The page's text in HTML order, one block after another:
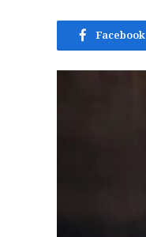
Facebook